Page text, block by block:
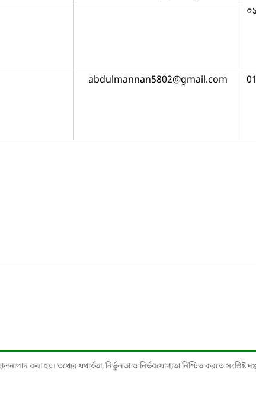
abdulmannan5802@gmail.com
করা হয়। তথ্যের যথার্থতা, নির্ভুলতা ও নির্ভরযোগ্যতা নিশ্চিত করতে সংশ্লিষ্ট